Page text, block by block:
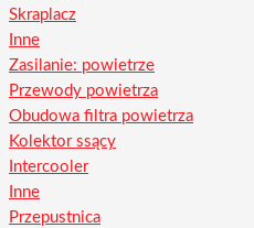
Skraplacz
Inne
Zasilanie: powietrze
Przewody powietrza
Obudowa filtra powietrza
Kolektor ssący
Intercooler
Inne
Przepustnica